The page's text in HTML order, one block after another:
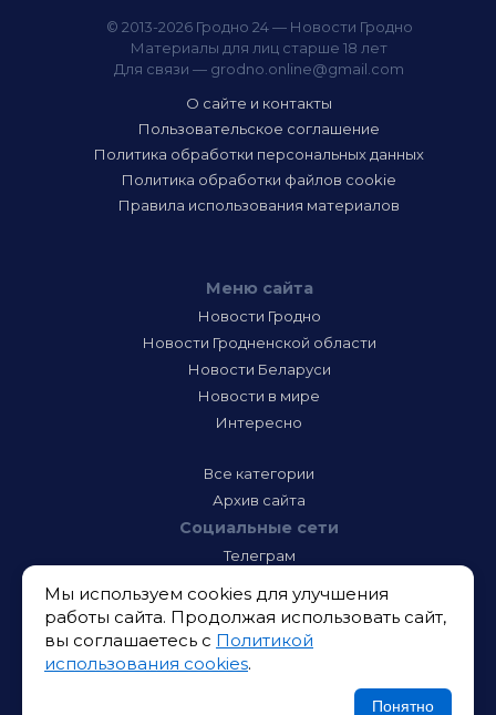
© 2013-2026 Гродно 24 — Новости Гродно
Материалы для лиц старше 18 лет
Для связи — grodno.online@gmail.com
О сайте и контакты
Пользовательское соглашение
Политика обработки персональных данных
Политика обработки файлов cookie
Правила использования материалов
Меню сайта
Новости Гродно
Новости Гродненской области
Новости Беларуси
Новости в мире
Интересно
Все категории
Архив сайта
Социальные сети
Телеграм
Инстаграм
Тик-Ток
Одноклассники
ВК
Мы используем cookies для улучшения
работы сайта. Продолжая использовать сайт,
вы соглашаетесь с Политикой
использования cookies.
Понятно